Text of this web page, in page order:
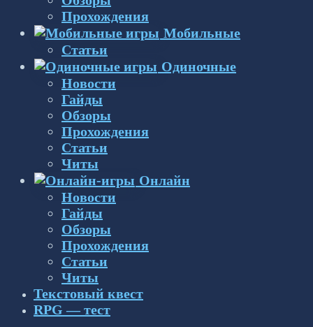
Прохождения
Мобильные
Статьи
Одиночные
Новости
Гайды
Обзоры
Прохождения
Статьи
Читы
Онлайн
Новости
Гайды
Обзоры
Прохождения
Статьи
Читы
Текстовый квест
RPG — тест